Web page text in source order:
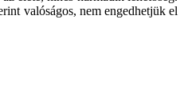
valóságos, nem engedhetjük el